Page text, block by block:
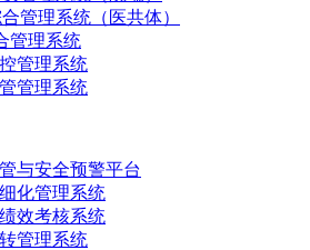
管理系统（医共体）
管理系统
管理系统
管理系统
与安全预警平台
化管理系统
效考核系统
管理系统